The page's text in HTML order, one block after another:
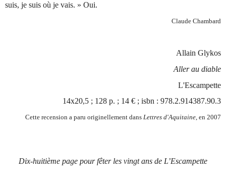
suis, je suis où je vais. » Oui.
Claude Chambard
Allain Glykos
Aller au diable
L'Escampette
14x20,5 ; 128 p. ; 14 € ; isbn : 978.2.914387.90.3
Cette recension a paru originellement dans Lettres d'Aquitaine, en 2007
Dix-huitième page pour fêter les vingt ans de L’Escampette